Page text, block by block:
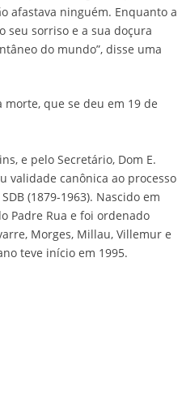
afastava ninguém. Enquanto a
seu sorriso e a sua doçura
do mundo”, disse uma
morte, que se deu em 19 de
e pelo Secretário, Dom E.
validade canônica ao processo
(1879-1963). Nascido em
Padre Rua e foi ordenado
Morges, Millau, Villemur e
teve início em 1995.